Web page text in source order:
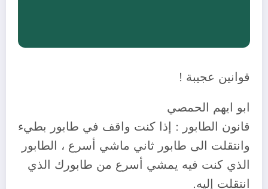
قوانين عجيبة !
ابو ايهم الحمصي
قانون الطابور : إذا كنت واقف في طابور بطيء
وانتقلت الى طابور ثاني ماشي أسرع ، الطابور
الذي كنت فيه يمشي أسرع من طابورك الذي
انتقلت إليه.